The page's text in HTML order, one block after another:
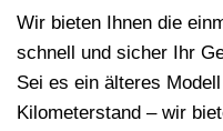
Wir bieten Ihnen die
schnell und sicher Ihr
Sei es ein älteres
Kilometerstand – wir